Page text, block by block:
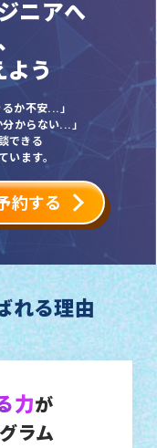
ニアへ
う
か不安...」
からない...」
できる
います。
約する
れる理由
力が
ラム